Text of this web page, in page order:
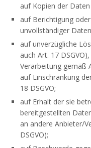
auf Kopien der Daten
auf Berichtigung
unvollständiger
auf unverzügliche
auch Art. 17
Verarbeitung gemäß
auf Einschränkung
18 DSGVO;
auf Erhalt der sie
bereitgestellten
an andere Anbieter/
DSGVO);